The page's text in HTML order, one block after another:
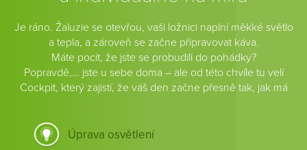
Je ráno. Žaluzie se otevřou, vaši ložnici naplní měkké světlo
a tepla, a zároveň se začne připravovat káva.
Máte pocit, že jste se probudili do pohádky?
Popravdě,… jste u sebe doma – ale od této chvíle tu velí
Cockpit, který zajistí, že váš den začne přesně tak, jak má
Úprava osvětlení